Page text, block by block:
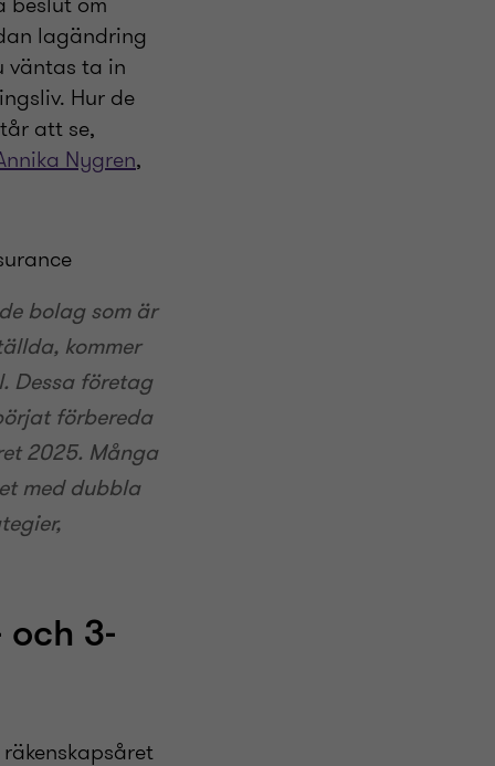
lagändring
väntas ta in
Hur de
att se,
Nygren,
bolag som är
kommer
Dessa företag
förbereda
2025. Många
med dubbla
3-